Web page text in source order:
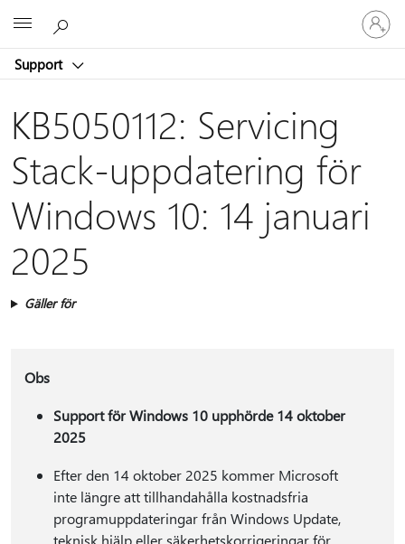
Support
Logga
in
på
konto
KB5050112: Servicing
Stack-uppdatering för
Windows 10: 14 januari
2025
Gäller för
Obs
Support för Windows 10 upphörde 14 oktober
2025
Efter den 14 oktober 2025 kommer Microsoft
inte längre att tillhandahålla kostnadsfria
programuppdateringar från Windows Update,
teknisk hjälp eller säkerhetskorrigeringar för